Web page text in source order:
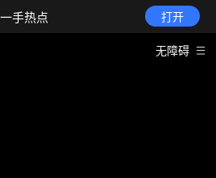
手热点 打开
无障碍